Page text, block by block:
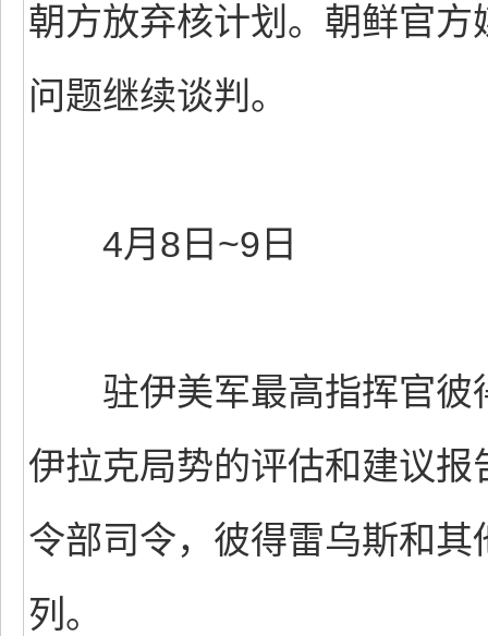
朝方放弃核计划。朝鲜官
问题继续谈判。
4月8日~9日
驻伊美军最高指挥官彼
伊拉克局势的评估和建议
令部司令，彼得雷乌斯和
列。